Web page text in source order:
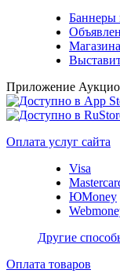
Баннеры
Приложение
Оплата услуг сайта
Visa
ЮMoney
Другие
Оплата товаров